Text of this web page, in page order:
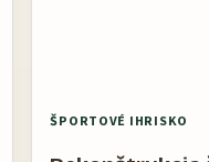
ŠPORTOVÉ IHRISKO